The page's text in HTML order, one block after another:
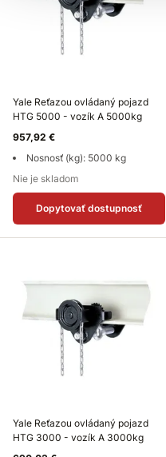
Yale Reťazou ovládaný pojazd
HTG 5000 - vozík A 5000kg
957,92 €
Nosnosť (kg): 5000 kg
Nie je skladom
Dopytovať dostupnosť
Yale Reťazou ovládaný pojazd
HTG 3000 - vozík A 3000kg